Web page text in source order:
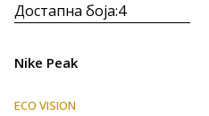
Достапна боја:4
Nike Peak
ECO VISION